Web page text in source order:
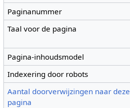
Paginanummer
Taal voor de pagina
Pagina-inhoudsmodel
Indexering door robots
Aantal doorverwijzingen naar deze
pagina